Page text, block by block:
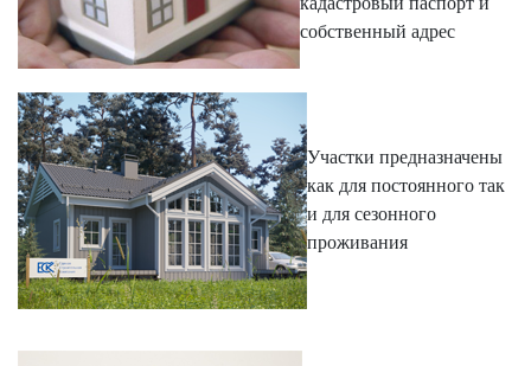
собственный адрес
Участки предназначены
как для постоянного так
и для сезонного
проживания